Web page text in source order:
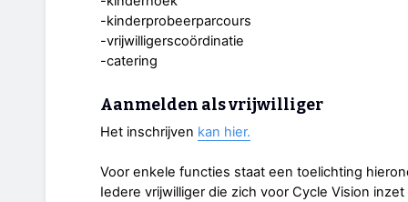
-kinderprobeerparcours
-vrijwilligerscoördinatie
-catering
Aanmelden als vrijwilliger
Het inschrijven kan hier.
Voor enkele functies staat een toelichting
Iedere vrijwilliger die zich voor Cycle Vision